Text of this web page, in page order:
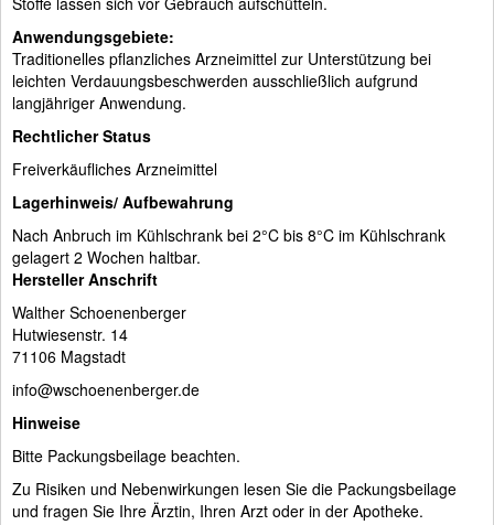
Anwendungsgebiete:
Traditionelles pflanzliches Arzneimittel zur Unterstützung bei
leichten Verdauungsbeschwerden ausschließlich aufgrund
langjähriger Anwendung.
Rechtlicher Status
Freiverkäufliches Arzneimittel
Lagerhinweis/ Aufbewahrung
Nach Anbruch im Kühlschrank bei 2°C bis 8°C im Kühlschrank
gelagert 2 Wochen haltbar.
Hersteller Anschrift
Walther Schoenenberger
Hutwiesenstr. 14
71106 Magstadt
info@wschoenenberger.de
Hinweise
Bitte Packungsbeilage beachten.
Zu Risiken und Nebenwirkungen lesen Sie die Packungsbeilage
und fragen Sie Ihre Ärztin, Ihren Arzt oder in der Apotheke.